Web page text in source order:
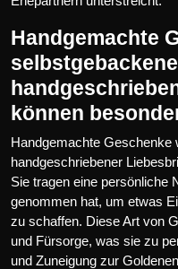
Handgemachte
können
Handgemachte Geschenke
handgeschriebener
Sie tragen eine persönliche
genommen hat, um etwas
zu schaffen. Diese Art von
und Fürsorge, was sie zu
und Zuneigung zur